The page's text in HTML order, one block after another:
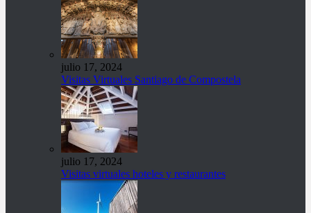
julio 17, 2024
Visitas Virtuales Santiago de Compostela
julio 17, 2024
Visitas virtuales hoteles y restaurantes